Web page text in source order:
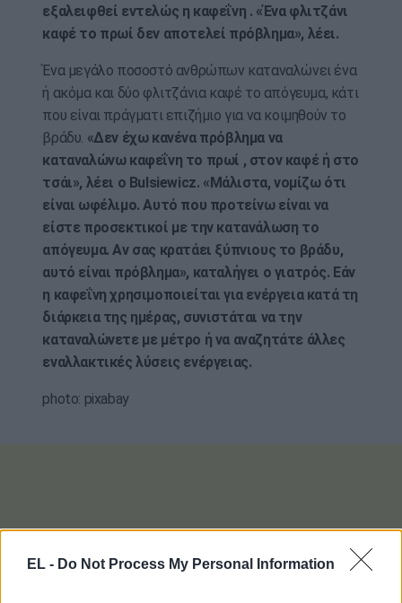
EL - Do Not Process My Personal Information
εξαλειφθεί εντελώς η καφεΐνη . «Ένα φλιτζάνι
καφέ το πρωί δεν αποτελεί πρόβλημα», λέει.
Ένα μεγάλο ποσοστό ανθρώπων καταναλώνει ένα
ή ακόμα και δύο φλιτζάνια καφέ το απόγευμα, κάτι
που είναι πράγματι επιζήμιο για να κοιμηθούν το
βράδυ. «Δεν έχω κανένα πρόβλημα να
καταναλώνω καφεΐνη το πρωί , στον καφέ ή στο
τσάι», λέει ο Bulsiewicz. «Μάλιστα, νομίζω ότι
είναι ωφέλιμο. Αυτό που προτείνω είναι να
είστε προσεκτικοί με την κατανάλωση το
απόγευμα. Αν σας κρατάει ξύπνιους το βράδυ,
αυτό είναι πρόβλημα», καταλήγει ο γιατρός. Εάν
η καφεΐνη χρησιμοποιείται για ενέργεια κατά τη
διάρκεια της ημέρας, συνιστάται να την
καταναλώνετε με μέτρο ή να αναζητάτε άλλες
εναλλακτικές λύσεις ενέργειας.
photo: pixabay